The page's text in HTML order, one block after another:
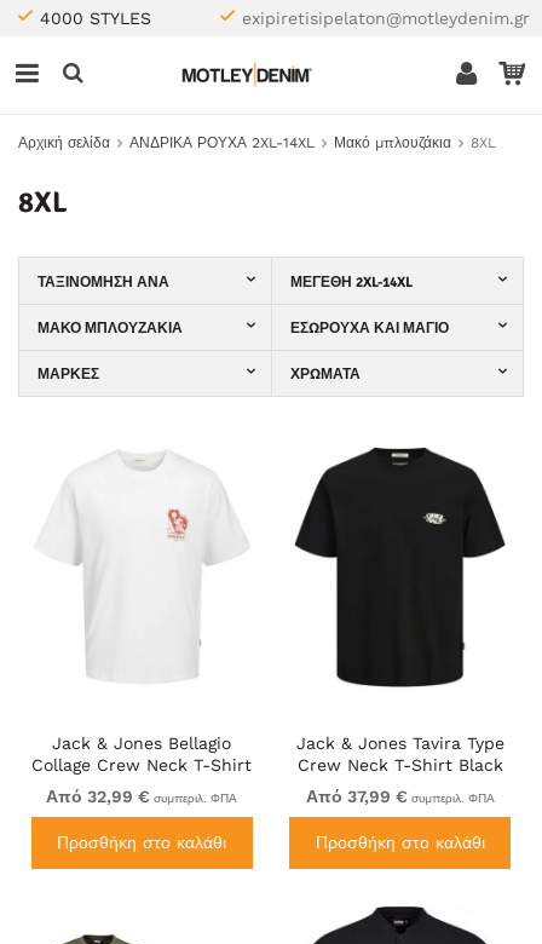
4000 STYLES exipiretisipelaton@motleydenim.gr
Αρχική σελίδα ΑΝΔΡΙΚΑ ΡΟΥΧΑ 2XL-14XL Μακό μπλουζάκια 8XL
8XL
ΤΑΞΙΝΌΜΗΣΗ ΑΝΆ ΜΕΓΈΘΗ 2XL-14XL
ΜΑΚΌ ΜΠΛΟΥΖΆΚΙΑ ΕΣΏΡΟΥΧΑ ΚΑΙ ΜΑΓΙΌ
ΜΆΡΚΕΣ ΧΡΏΜΑΤΑ
Jack & Jones Bellagio
Collage Crew Neck T-Shirt
Bright White
Από 32,99 € συμπεριλ. ΦΠΑ
Προσθήκη στο καλάθι
Jack & Jones Tavira Type
Crew Neck T-Shirt Black
Από 37,99 € συμπεριλ. ΦΠΑ
Προσθήκη στο καλάθι